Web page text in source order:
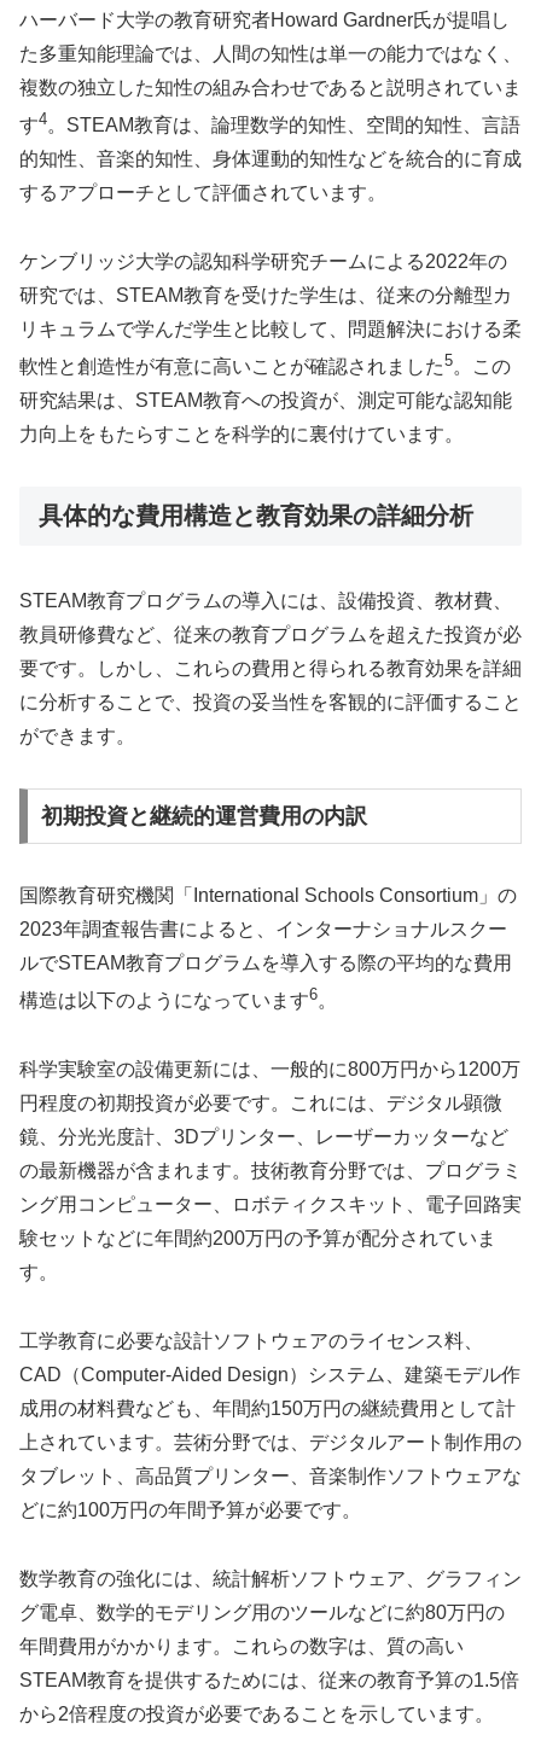
ハーバード大学の教育研究者Howard Gardner氏が提唱し
た多重知能理論では、人間の知性は単一の能力ではなく、
複数の独立した知性の組み合わせであると説明されていま
す4。STEAM教育は、論理数学的知性、空間的知性、言語
的知性、音楽的知性、身体運動的知性などを統合的に育成
するアプローチとして評価されています。
ケンブリッジ大学の認知科学研究チームによる2022年の
研究では、STEAM教育を受けた学生は、従来の分離型カ
リキュラムで学んだ学生と比較して、問題解決における柔
軟性と創造性が有意に高いことが確認されました5。この
研究結果は、STEAM教育への投資が、測定可能な認知能
力向上をもたらすことを科学的に裏付けています。
具体的な費用構造と教育効果の詳細分析
STEAM教育プログラムの導入には、設備投資、教材費、
教員研修費など、従来の教育プログラムを超えた投資が必
要です。しかし、これらの費用と得られる教育効果を詳細
に分析することで、投資の妥当性を客観的に評価すること
ができます。
初期投資と継続的運営費用の内訳
国際教育研究機関「International Schools Consortium」の
2023年調査報告書によると、インターナショナルスクー
ルでSTEAM教育プログラムを導入する際の平均的な費用
構造は以下のようになっています6。
科学実験室の設備更新には、一般的に800万円から1200万
円程度の初期投資が必要です。これには、デジタル顕微
鏡、分光光度計、3Dプリンター、レーザーカッターなど
の最新機器が含まれます。技術教育分野では、プログラミ
ング用コンピューター、ロボティクスキット、電子回路実
験セットなどに年間約200万円の予算が配分されていま
す。
工学教育に必要な設計ソフトウェアのライセンス料、
CAD（Computer-Aided Design）システム、建築モデル作
成用の材料費なども、年間約150万円の継続費用として計
上されています。芸術分野では、デジタルアート制作用の
タブレット、高品質プリンター、音楽制作ソフトウェアな
どに約100万円の年間予算が必要です。
数学教育の強化には、統計解析ソフトウェア、グラフィン
グ電卓、数学的モデリング用のツールなどに約80万円の
年間費用がかかります。これらの数字は、質の高い
STEAM教育を提供するためには、従来の教育予算の1.5倍
から2倍程度の投資が必要であることを示しています。